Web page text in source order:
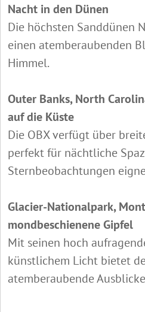
Nacht in den Dünen
Die höchsten Sanddünen
einen atemberaubenden
Himmel.
Outer Banks, North
auf die Küste
Die OBX verfügt über
perfekt für nächtliche
Sternbeobachtungen
Glacier-Nationalpark,
mondbeschienene Gipfel
Mit seinen hoch
künstlichem Licht bietet
atemberaubende